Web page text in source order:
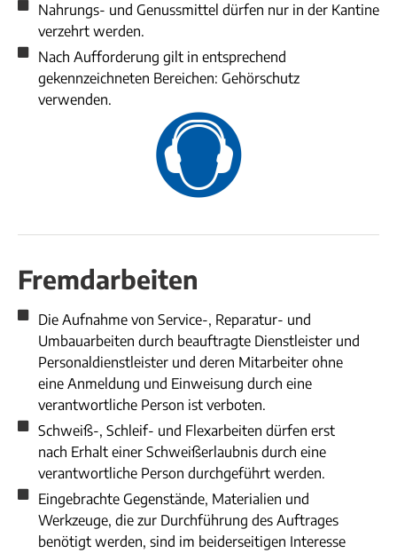
Nahrungs- und Genussmittel dürfen nur in der Kantine
verzehrt werden.
Nach Aufforderung gilt in entsprechend
gekennzeichneten Bereichen: Gehörschutz
verwenden.
Fremdarbeiten
Die Aufnahme von Service-, Reparatur- und
Umbauarbeiten durch beauftragte Dienstleister und
Personaldienstleister und deren Mitarbeiter ohne
eine Anmeldung und Einweisung durch eine
verantwortliche Person ist verboten.
Schweiß-, Schleif- und Flexarbeiten dürfen erst
nach Erhalt einer Schweißerlaubnis durch eine
verantwortliche Person durchgeführt werden.
Eingebrachte Gegenstände, Materialien und
Werkzeuge, die zur Durchführung des Auftrages
benötigt werden, sind im beiderseitigen Interesse